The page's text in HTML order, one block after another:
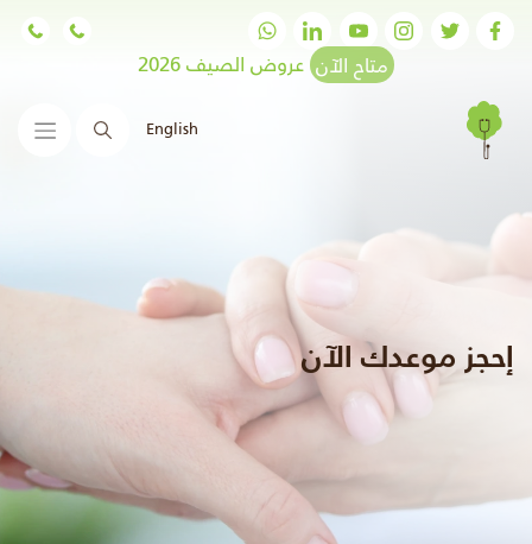
متاح الآن عروض الصيف 2026
English البحث
إحجز موعدك الآن